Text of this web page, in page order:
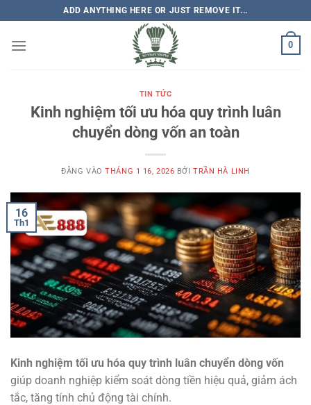
qua
nội
ADD ANYTHING HERE OR JUST REMOVE IT...
0
TIN TỨC
Kinh nghiệm tối ưu hóa quy trình luân
chuyển dòng vốn an toàn
ĐĂNG VÀOTHÁNG 1 16, 2026 BỞITRẦN HÀ LINH
16
Th1
Kinh nghiệm tối ưu hóa quy trình luân chuyển dòng vốn
giúp doanh nghiệp kiểm soát dòng tiền hiệu quả, giảm ách
tắc, tăng tính chủ động tài chính.